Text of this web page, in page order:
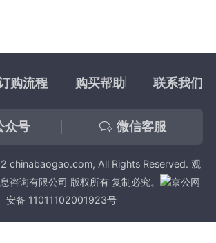
购流程 购买帮助 联系我们
众号 微信客服
chinabaogao.com, All Rights Reserved. 观
咨询有限公司 版权所有 复制必究。
京公网
安备 11011102001923号